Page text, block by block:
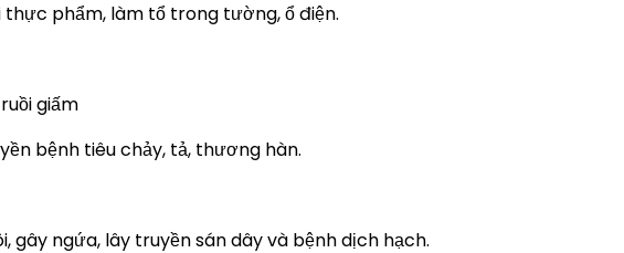
phẩm, làm tổ trong tường, ổ điện.
giấm
bệnh tiêu chảy, tả, thương hàn.
gây ngứa, lây truyền sán dây và bệnh dịch hạch.